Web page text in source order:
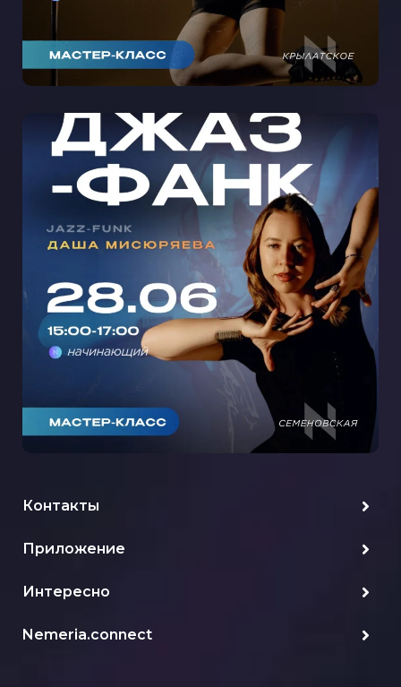
МАСТЕР-КЛАСС ДЖАЗ-ФАНК С
ДАШЕЙ МИСЮРЯЕВОЙ НА
СЕМЕНОВСКОЙ
Контакты
Приложение
Интересно
Nemeria.connect